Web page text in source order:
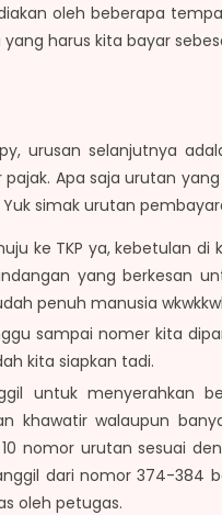
oleh beberapa
harus kita bayar
urusan selanjutnya
Apa saja urutan
simak urutan
ke TKP ya, kebetulan
yang berkesan
penuh manusia
sampai nomer kita
kita siapkan tadi.
untuk menyerahkan
khawatir walaupun
nomor urutan sesuai
dari nomor 374-384
oleh petugas.